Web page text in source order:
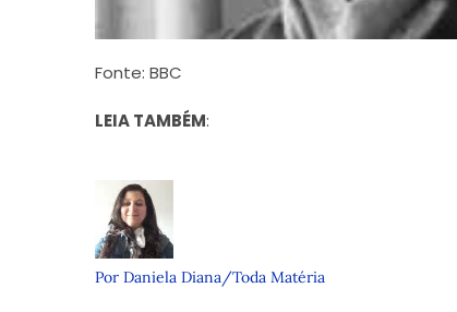
Fonte: BBC
LEIA TAMBÉM:
Por Daniela Diana/Toda Matéria